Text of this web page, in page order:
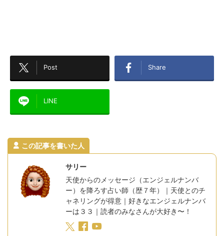
Post Share
LINE
この記事を書いた人
サリー
天使からのメッセージ（エンジェルナンバ
ー）を降ろす占い師（歴７年）｜天使とのチ
ャネリングが得意｜好きなエンジェルナンバ
ーは３３｜読者のみなさんが大好き〜！